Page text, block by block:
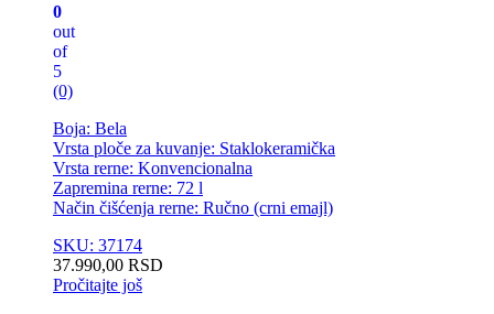
0
out
of
5
(0)
Boja: Bela
Vrsta ploče za kuvanje: Staklokeramička
Vrsta rerne: Konvencionalna
Zapremina rerne: 72 l
Način čišćenja rerne: Ručno (crni emajl)
SKU: 37174
37.990,00 RSD
Pročitajte još